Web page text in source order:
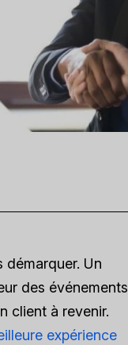
Un
des événements
client à revenir.
expérience